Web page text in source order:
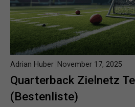
Quarterback Zielnetz
(Bestenliste)
Adrian Huber November 17, 2025